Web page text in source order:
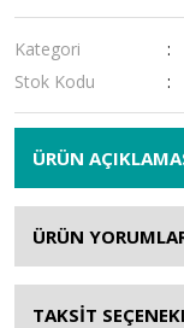
Kategori
Stok Kodu
ÜRÜN
ÜRÜN
TAKSİT